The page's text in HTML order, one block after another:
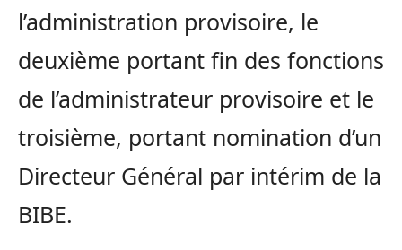
l’administration provisoire, le
deuxième portant fin des fonctions
de l’administrateur provisoire et le
troisième, portant nomination d’un
Directeur Général par intérim de la
BIBE.